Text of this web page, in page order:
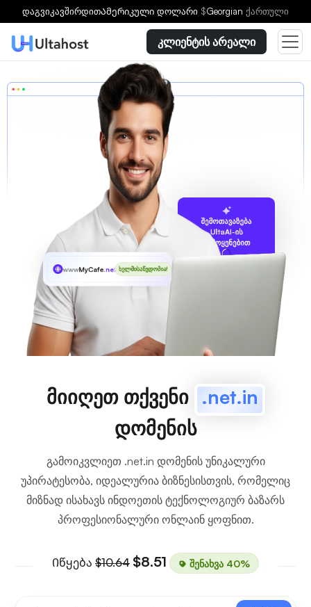
დაგვიკავშირდითᲐმერიკული დოლარი $Georgian ქართული
კლიენტის არეალი
შემოთავაზება
UltaAI-ის
გამოყენებით
wwwMyCafe.net.inხელმისაწვდომია!
მიიღეთ თქვენი .net.in
დომენის
გამოიკვლიეთ .net.in დომენის უნიკალური
უპირატესობა, იდეალურია ბიზნესისთვის, რომელიც
მიზნად ისახავს ინდოეთის ტექნოლოგიურ ბაზარს
პროფესიონალური ონლაინ ყოფნით.
Იწყება $10.64 $8.51 შენახვა 40%